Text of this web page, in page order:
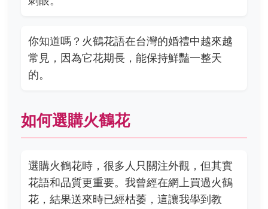
你知道嗎？火鶴花語在台灣的婚禮中越來越
常見，因為它花期長，能保持鮮豔一整天
的。
如何選購火鶴花
選購火鶴花時，很多人只關注外觀，但其實
花語和品質更重要。我曾經在網上買過火鶴
花，結果送來時已經枯萎，這讓我學到教